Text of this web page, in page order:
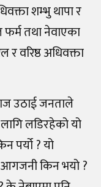
शम्भु थापा र
फर्म तथा नेवाएका
र वरिष्ठ अधिवक्ता
उठाई जनताले
लडिरहेको यो
पर्यो ? यो
किन भयो ?